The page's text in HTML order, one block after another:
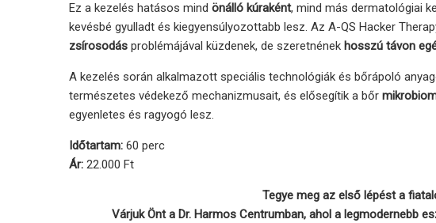
Ez a kezelés hatásos mind önálló kúraként, mind más dermatológiai
kevésbé gyulladt és kiegyensúlyozottabb lesz. Az A-QS Hacker
zsírosodás problémájával küzdenek, de szeretnének hosszú távon
A kezelés során alkalmazott speciális technológiák és bőrápoló
természetes védekező mechanizmusait, és elősegítik a bőr
egyenletes és ragyogó lesz.
Időtartam: 60 perc
Ár: 22.000 Ft
Tegye meg az első lépést a
Várjuk Önt a Dr. Harmos Centrumban, ahol a legmodernebb